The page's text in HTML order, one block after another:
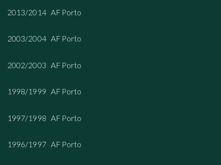
2013/2014 AF Porto
2003/2004 AF Porto
2002/2003 AF Porto
1998/1999 AF Porto
1997/1998 AF Porto
1996/1997 AF Porto